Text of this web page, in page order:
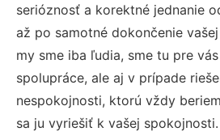
serióznosť a korektné jednanie
až po samotné dokončenie
my sme iba ľudia, sme tu pre
spolupráce, ale aj v prípade
nespokojnosti, ktorú vždy
sa ju vyriešiť k vašej spokojnosti.